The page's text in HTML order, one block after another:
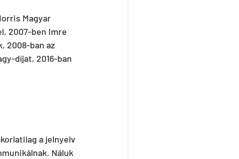
Magyar
2007-ben Imre
2008-ban az
díjat, 2016-ban
a jelnyelv
Náluk